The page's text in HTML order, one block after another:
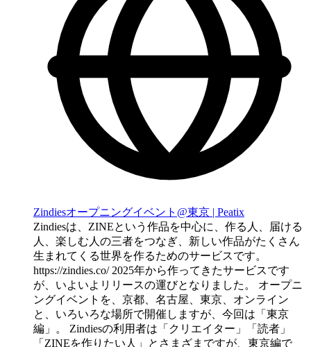
Zindiesオープニングイベント@東京 | Peatix
Zindiesは、ZINEという作品を中心に、作る人、届ける
人、楽しむ人の三者をつなぎ、新しい作品がたくさん
生まれてくる世界を作るためのサービスです。
https://zindies.co/ 2025年から作ってきたサービスです
が、いよいよリリースの運びとなりました。 オープニ
ングイベントを、京都、名古屋、東京、オンライン
と、いろいろな場所で開催しますが、今回は「東京
編」。 Zindiesの利用者は「クリエイター」「読者」
「ZINEを作りたい人」とさまざまですが、東京編で